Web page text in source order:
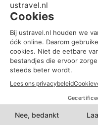
Inschrijven Amerika
camper deals
Vroegboekkorting camper
USA
Reisvoorstel Camperreis
Amerika
Powered by Ros Web